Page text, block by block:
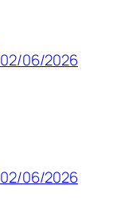
02/06/2026
02/06/2026